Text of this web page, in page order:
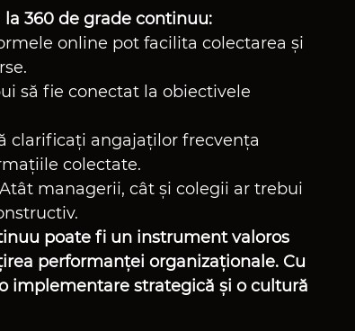
360 de grade continuu:
online pot facilita colectarea și
să fie conectat la obiectivele
clarificați angajaților frecvența
colectate.
Atât managerii, cât și colegii ar trebui
poate fi un instrument valoros
performanței organizaționale. Cu
implementare strategică și o cultură